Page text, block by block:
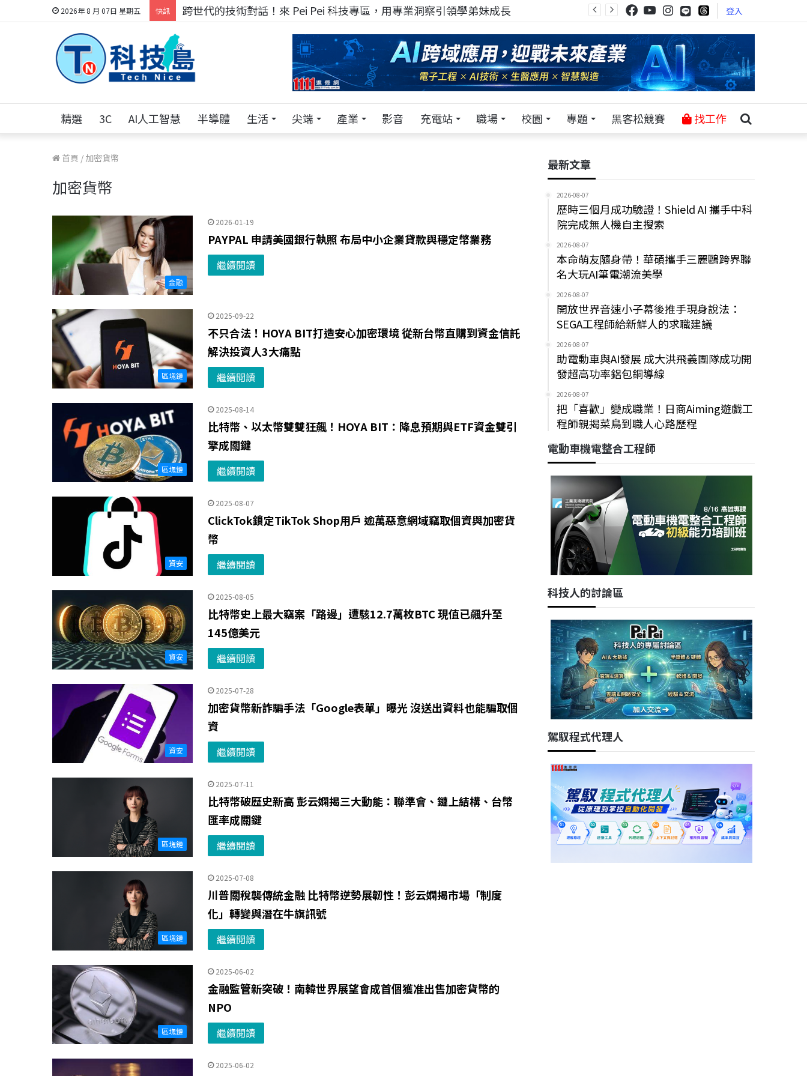
2026年 8 月 07日 星期五 快訊 科技人的經驗傳承地！在 Pei Pei 科技專區，與學弟妹交流最硬核的技術 登入
精選 3C AI人工智慧 半導體 生活 尖端 產業 影音 充電站 職場 校園 專題 黑客松競賽 找工作
首頁 / 加密貨幣
加密貨幣
金融
2026-01-19
PAYPAL 申請美國銀行執照 布局中小企業貸款與穩定幣業務
繼續閱讀
區塊鏈
2025-09-22
不只合法！HOYA BIT打造安心加密環境 從新台幣直購到資金信託
解決投資人3大痛點
繼續閱讀
區塊鏈
2025-08-14
比特幣、以太幣雙雙狂飆！HOYA BIT：降息預期與ETF資金雙引
擎成關鍵
繼續閱讀
資安
2025-08-07
ClickTok鎖定TikTok Shop用戶 逾萬惡意網域竊取個資與加密貨
幣
繼續閱讀
資安
2025-08-05
比特幣史上最大竊案「路邊」遭駭12.7萬枚BTC 現值已飆升至
145億美元
繼續閱讀
資安
2025-07-28
加密貨幣新詐騙手法「Google表單」曝光 沒送出資料也能騙取個
資
繼續閱讀
區塊鏈
2025-07-11
比特幣破歷史新高 彭云嫻揭三大動能：聯準會、鏈上結構、台幣
匯率成關鍵
繼續閱讀
區塊鏈
2025-07-08
川普關稅襲傳統金融 比特幣逆勢展韌性！彭云嫻揭市場「制度
化」轉變與潛在牛旗訊號
繼續閱讀
區塊鏈
2025-06-02
金融監管新突破！南韓世界展望會成首個獲准出售加密貨幣的
NPO
繼續閱讀
2025-06-02
最新文章
2026-08-07
歷時三個月成功驗證！Shield AI 攜手中科
院完成無人機自主搜索
2026-08-07
本命萌友隨身帶！華碩攜手三麗鷗跨界聯
名大玩AI筆電潮流美學
2026-08-07
開放世界音速小子幕後推手現身說法：
SEGA工程師給新鮮人的求職建議
2026-08-07
助電動車與AI發展 成大洪飛義團隊成功開
發超高功率鋁包銅導線
2026-08-07
把「喜歡」變成職業！日商Aiming遊戲工
程師親揭菜鳥到職人心路歷程
電動車機電整合工程師
科技人的討論區
駕馭程式代理人